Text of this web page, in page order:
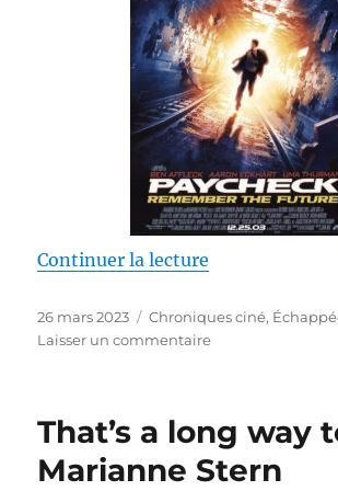
Continuer la lecture
Publié
le
26 mars 2023 Catégories
Chroniques ciné,
Laisser un commentairesur
K.
Dick
/
That’s a long way
Marianne Stern